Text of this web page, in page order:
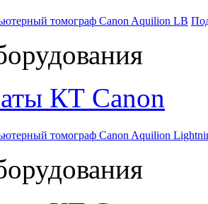
томограф Canon Aquilion LB
КТ Canon
томограф Canon Aquilion